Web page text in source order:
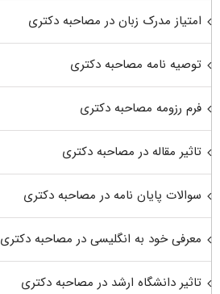
امتیاز مدرک زبان در مصاحبه دکتری
توصیه نامه مصاحبه دکتری
فرم رزومه مصاحبه دکتری
تاثیر مقاله در مصاحبه دکتری
سوالات پایان نامه در مصاحبه دکتری
معرفی خود به انگلیسی در مصاحبه دکتری
تاثیر دانشگاه ارشد در مصاحبه دکتری